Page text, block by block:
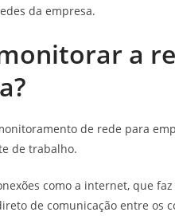
da empresa.
a
de rede para
de trabalho.
como a internet, que
de comunicação entre os